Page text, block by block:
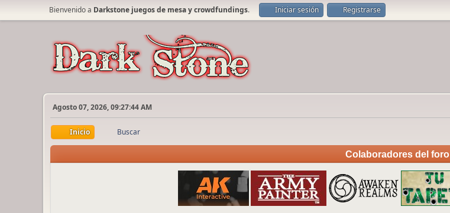
Bienvenido a Darkstone juegos de mesa y crowdfundings. Iniciar sesión Registrarse
Agosto 07, 2026, 09:27:44 AM
Inicio Buscar
Colaboradores del foro